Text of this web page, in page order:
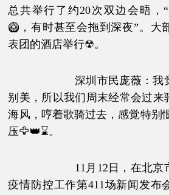
总共举行了约20次双边会晤，
🥝，有时甚至会拖到深夜”。大
表团的酒店举行☢。
深圳市民庞薇：我觉
别美，所以我们周末经常会过来
海风，哼着歌骑过去，感觉特
压🦅👑⌛。
11月12日，在北京市
疫情防控工作第411场新闻发布